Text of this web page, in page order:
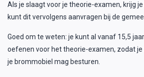
Als je slaagt voor je theorie-examen, krijg
kunt dit vervolgens aanvragen bij de
Goed om te weten: je kunt al vanaf 15,5
oefenen voor het theorie-examen, zodat
je brommobiel mag besturen.